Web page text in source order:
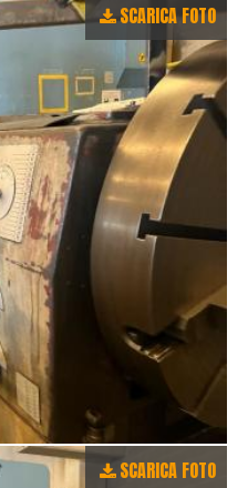
SCARICA FOTO
SCARICA FOTO